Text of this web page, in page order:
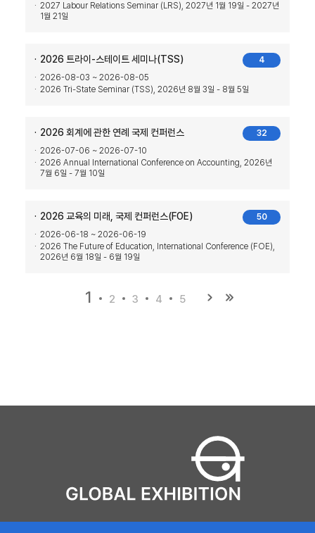
2027 Labour Relations Seminar (LRS), 2027년 1월 19일 - 2027년
1월 21일
4
2026 트라이-스테이트 세미나(TSS)
2026-08-03 ~ 2026-08-05
2026 Tri-State Seminar (TSS), 2026년 8월 3일 - 8월 5일
32
2026 회계에 관한 연례 국제 컨퍼런스
2026-07-06 ~ 2026-07-10
2026 Annual International Conference on Accounting, 2026년
7월 6일 - 7월 10일
50
2026 교육의 미래, 국제 컨퍼런스(FOE)
2026-06-18 ~ 2026-06-19
2026 The Future of Education, International Conference (FOE),
2026년 6월 18일 - 6월 19일
1 2 3 4 5